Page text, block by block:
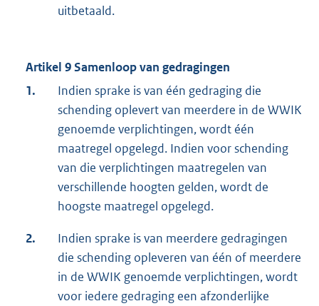
uitbetaald.
Artikel 9 Samenloop van gedragingen
1.
Indien sprake is van één gedraging die
schending oplevert van meerdere in de WWIK
genoemde verplichtingen, wordt één
maatregel opgelegd. Indien voor schending
van die verplichtingen maatregelen van
verschillende hoogten gelden, wordt de
hoogste maatregel opgelegd.
2.
Indien sprake is van meerdere gedragingen
die schending opleveren van één of meerdere
in de WWIK genoemde verplichtingen, wordt
voor iedere gedraging een afzonderlijke